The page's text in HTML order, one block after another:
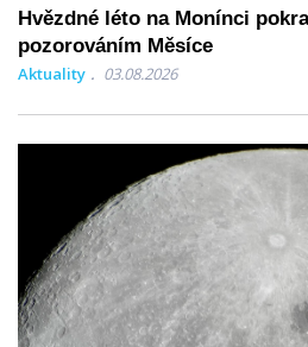
Hvězdné léto na Monínci
pozorováním Měsíce
Aktuality 03.08.2026